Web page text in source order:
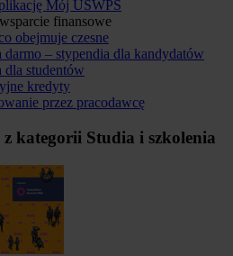
Mój USWPS
finansowe
obejmuje czesne
darmo – stypendia dla kandydatów
dla studentów
kredyty
przez pracodawcę
z kategorii Studia i szkolenia